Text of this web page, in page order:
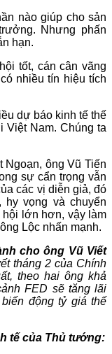
nào giúp cho sản
Nhưng phấn
hạn.
tốt, cán cân vãng
nhiều tín hiệu tích
dự báo kinh tế thế
Nam. Chúng ta
Ngoạn, ông Vũ Tiến
sự cẩn trọng vẫn
các vị diễn giả, đó
hy vọng và chuyển
lớn hơn, vậy làm
Lộc nhấn mạnh.
cho ông Vũ Viết
tháng 2 của Chính
theo hai ông khả
FED sẽ tăng lãi
động tỷ giá thế
tế của Thủ tướng: